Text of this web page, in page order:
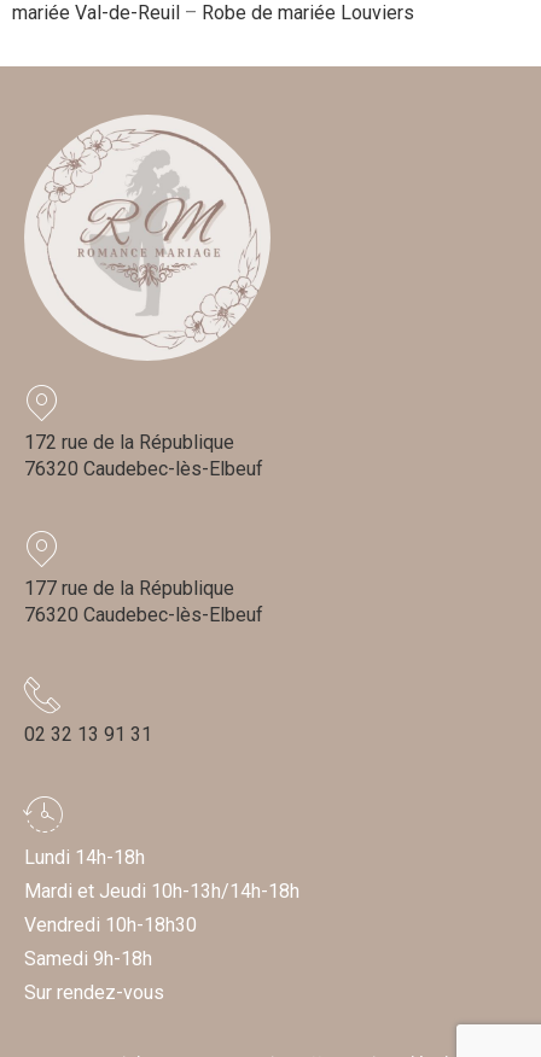
mariée Val-de-Reuil – Robe de mariée Louviers
172 rue de la République
76320 Caudebec-lès-Elbeuf
177 rue de la République
76320 Caudebec-lès-Elbeuf
02 32 13 91 31
Lundi 14h-18h
Mardi et Jeudi 10h-13h/14h-18h
Vendredi 10h-18h30
Samedi 9h-18h
Sur rendez-vous